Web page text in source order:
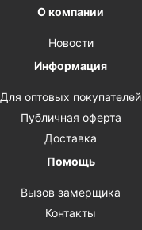
О компании
Новости
Информация
Для оптовых покупателей
Публичная оферта
Доставка
Помощь
Вызов замерщика
Контакты